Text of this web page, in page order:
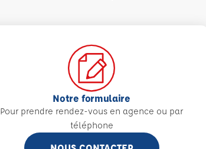
Notre formulaire
Pour prendre rendez-vous en agence ou par
téléphone